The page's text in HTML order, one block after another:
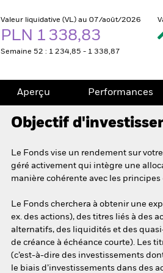
Valeur liquidative (VL) au 07/août/2026
PLN 1 338,83
Semaine 52 : 1 234,85 - 1 338,87
Aperçu Performances
Objectif
Le Fonds vise un rendement sur
géré activement qui intègre une
manière cohérente avec les
Le Fonds cherchera à obtenir une
ex. des actions), des titres liés à des
alternatifs, des liquidités et des
de créance à échéance courte). Les
(c’est-à-dire des investissements
le biais d’investissements dans des